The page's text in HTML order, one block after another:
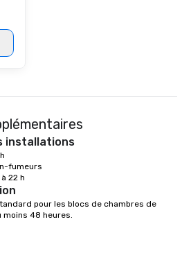
installations
fumeurs
22 h
pour les blocs de chambres de
moins 48 heures.